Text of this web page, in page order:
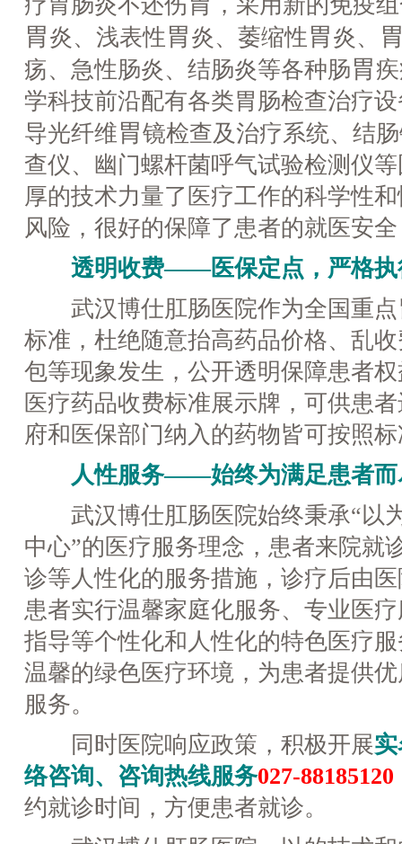
胃炎、浅表性 胃炎、萎缩性 胃炎、
疡、急性肠炎、结肠炎等各种肠胃
学科技前沿配有各类胃肠检查治疗
导光纤维胃镜检查及治疗系统、结
查仪、幽门螺杆菌呼气试验检测仪
厚的技术力量了医疗工作的科学性
风险，很好的保障了患者的就医安
透明收费——医保定点，严格执
武汉博仕肛肠医院作为全国重点
标准，杜绝随意抬高药品价格、乱
包等现象发生，公开透明保障患者
医疗药品收费标准展示牌，可供患
府和医保部门纳入的药物皆可按照
人性服务——始终为满足患者而
武汉博仕肛肠医院始终秉承“以
中心”的医疗服务理念，患者来院就
诊等人性化的服务措施，诊疗后由
患者实行温馨家庭化服务、专业医
指导等个性化和人性化的特色医疗
温馨的绿色医疗环境，为患者提供
服务。
同时医院响应政策，积极开展
络咨询、咨询热线服务027-88185120
约就诊时间，方便患者就诊。